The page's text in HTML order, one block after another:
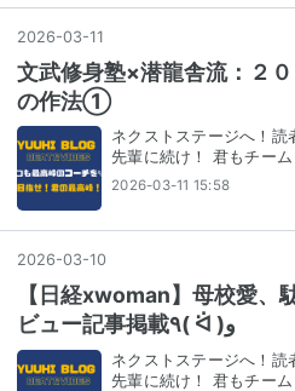
2026-03-11
文武修身塾×潜龍舎流：２
の作法①
ネクストステージへ！読
先輩に続け！ 君もチー
2026-03-11 15:58
2026-03-10
【日経xwoman】母校愛、
ビュー記事掲載٩( ᐛ )و
ネクストステージへ！読
先輩に続け！ 君もチー